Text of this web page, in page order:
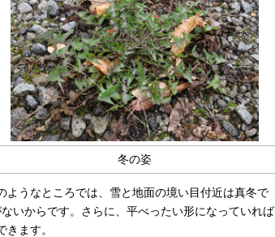
冬の姿
うなところでは、雪と地面の境い目付近は真冬で
いからです。さらに、平べったい形になっていれば
ます。